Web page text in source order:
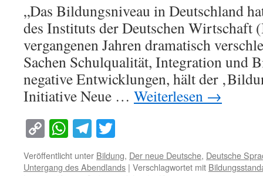
„Das Bildungsniveau in Deutschland
des Instituts der Deutschen Wirtschaft
vergangenen Jahren dramatisch
Sachen Schulqualität, Integration und
negative Entwicklungen, hält der
Initiative Neue … Weiterlesen →
Copy
Link
WhatsApp
Telegram
Veröffentlicht unter Bildung, Der neue Deutsche, Deutsche
Untergang des Abendlands | Verschlagwortet mit